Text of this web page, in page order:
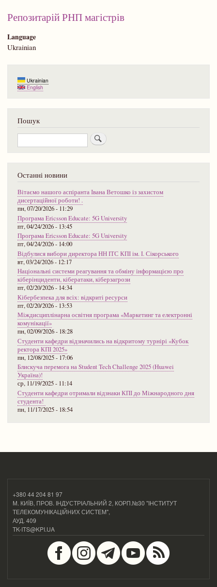
Репозитарій РНП магістрів
Language
Ukrainian
Ukrainian
English
Пошук
Пошук
Останні новини
Вітаємо нашого аспіранта Івана Ветошко із захистом
дисертаційної роботи! .
пн, 07/20/2026 - 11:29
Програма Ericsson Educate: 5G University
пт, 04/24/2026 - 13:45
Програма Ericsson Educate: 5G University
пт, 04/24/2026 - 14:00
Відбулися вибори директора НН ІТС КПІ ім. І. Сікорського
вт, 03/24/2026 - 12:17
Національні системи реагування та обміну інформацією про
кіберінциденти, кібератаки, кіберзагрози
пт, 02/20/2026 - 14:34
Кібербезпека для всіх: відкриті ресурси
пт, 02/20/2026 - 13:53
Міждисциплінарна освітня програма «Маркетинг та електронні
комунікації»
пн, 02/09/2026 - 18:28
Студенти кафедри відзначились на відкритому турнірі «Кубок
ректора КПІ 2025»
пн, 12/08/2025 - 17:06
Блискуча перемога на Student Tech Challenge 2025 (Huawei
Україна)!
ср, 11/19/2025 - 11:14
Студенти кафедри отримали відзнаки КПІ до Міжнародного дня
студента!
пн, 11/17/2025 - 18:54
+380 44 204 81 97
М. КИЇВ, ПРОВ. ІНДУСТРІАЛЬНИЙ 2, КОРП.№30 "ІНСТИТУТ
ТЕЛЕКОМУНІКАЦІЙНИХ СИСТЕМ",
АУД. 409
TK-ITS@KPI.UA